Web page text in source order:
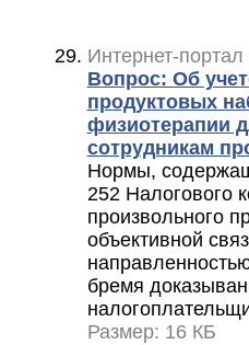
Интернет-
Вопрос: Об
продуктовых
физиотерапии
сотрудникам
Нормы,
252 Налогового
произвольного
объективной
бремя
Размер: 16 КБ